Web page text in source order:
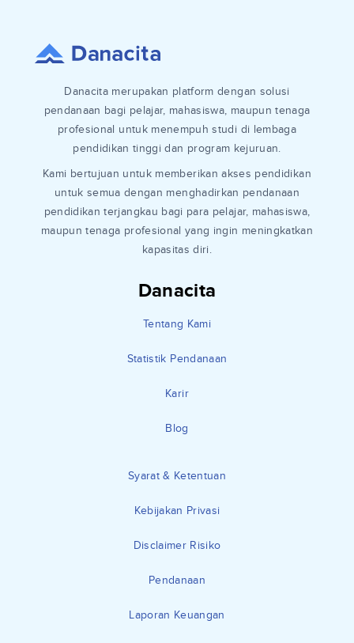
Danacita
Tentang Kami
Statistik Pendanaan
Karir
Blog
Syarat & Ketentuan
Kebijakan Privasi
Disclaimer Risiko
Pendanaan
Laporan Keuangan
Danacita merupakan platform dengan solusi
pendanaan bagi pelajar, mahasiswa, maupun tenaga
profesional untuk menempuh studi di lembaga
pendidikan tinggi dan program kejuruan.
Kami bertujuan untuk memberikan akses pendidikan
untuk semua dengan menghadirkan pendanaan
pendidikan terjangkau bagi para pelajar, mahasiswa,
maupun tenaga profesional yang ingin meningkatkan
kapasitas diri.